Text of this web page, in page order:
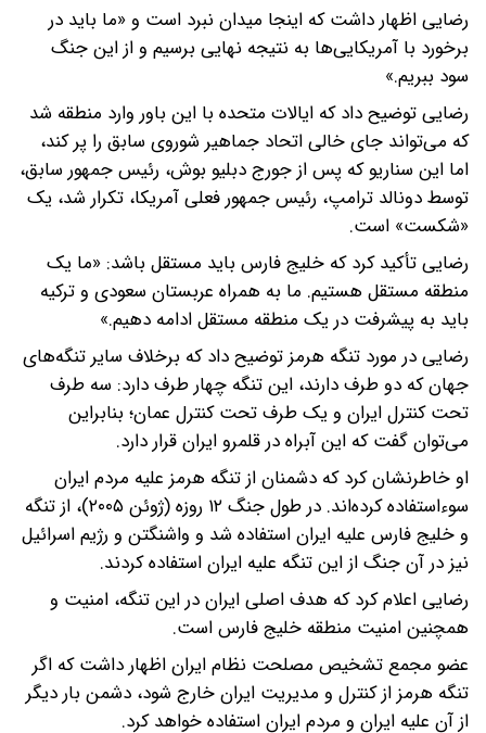
رضایی اظهار داشت که اینجا میدان نبرد است و «ما باید در
برخورد با آمریکایی‌ها به نتیجه نهایی برسیم و از این جنگ
سود ببریم.»
رضایی توضیح داد که ایالات متحده با این باور وارد منطقه شد
که می‌تواند جای خالی اتحاد جماهیر شوروی سابق را پر کند،
اما این سناریو که پس از جورج دبلیو بوش، رئیس جمهور سابق،
توسط دونالد ترامپ، رئیس جمهور فعلی آمریکا، تکرار شد، یک
«شکست» است.
رضایی تأکید کرد که خلیج فارس باید مستقل باشد: «ما یک
منطقه مستقل هستیم. ما به همراه عربستان سعودی و ترکیه
باید به پیشرفت در یک منطقه مستقل ادامه دهیم.»
رضایی در مورد تنگه هرمز توضیح داد که برخلاف سایر تنگه‌های
جهان که دو طرف دارند، این تنگه چهار طرف دارد: سه طرف
تحت کنترل ایران و یک طرف تحت کنترل عمان؛ بنابراین
می‌توان گفت که این آبراه در قلمرو ایران قرار دارد.
او خاطرنشان کرد که دشمنان از تنگه هرمز علیه مردم ایران
سوءاستفاده کرده‌اند. در طول جنگ ۱۲ روزه (ژوئن ۲۰۰۵)، از تنگه
و خلیج فارس علیه ایران استفاده شد و واشنگتن و رژیم اسرائیل
نیز در آن جنگ از این تنگه علیه ایران استفاده کردند.
رضایی اعلام کرد که هدف اصلی ایران در این تنگه، امنیت و
همچنین امنیت منطقه خلیج فارس است.
عضو مجمع تشخیص مصلحت نظام ایران اظهار داشت که اگر
تنگه هرمز از کنترل و مدیریت ایران خارج شود، دشمن بار دیگر
از آن علیه ایران و مردم ایران استفاده خواهد کرد.